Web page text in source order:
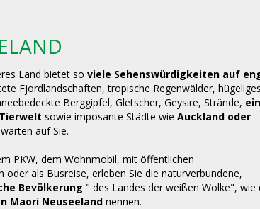
Land bietet soviele Sehenswürdigkeiten auf
Fjordlandschaften, tropische Regenwälder, hügeliges
Berggipfel, Gletscher, Geysire, Strände,
sowie imposante Städte wieAuckland oder
warten auf Sie.
PKW, dem Wohnmobil, mit öffentlichen
oder als Busreise, erleben Sie die naturverbundene,
Bevölkerung " des Landes der weißen Wolke", wie
Maori Neuseeland nennen.